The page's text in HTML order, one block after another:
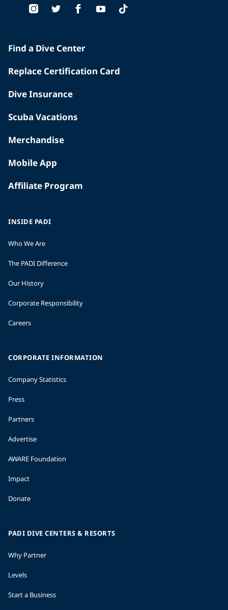
Find a Dive Center
Replace Certification Card
Dive Insurance
Scuba Vacations
Merchandise
Mobile App
Affiliate Program
INSIDE PADI
Who We Are
The PADI Difference
Our History
Corporate Responsibility
Careers
CORPORATE INFORMATION
Company Statistics
Press
Partners
Advertise
AWARE Foundation
Impact
Donate
PADI DIVE CENTERS & RESORTS
Why Partner
Levels
Start a Business